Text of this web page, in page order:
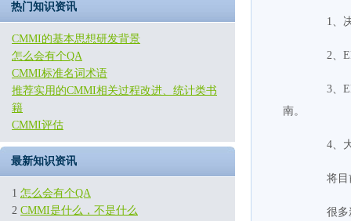
1、决
2、
3、
南。
4、大
将目前
很多新
热门知识资讯
CMMI的基本思想研发背景
怎么会有个QA
CMMI标准名词术语
推荐实用的CMMI相关过程改进、统计类书
籍
CMMI评估
最新知识资讯
1 怎么会有个QA
2 CMMI是什么，不是什么